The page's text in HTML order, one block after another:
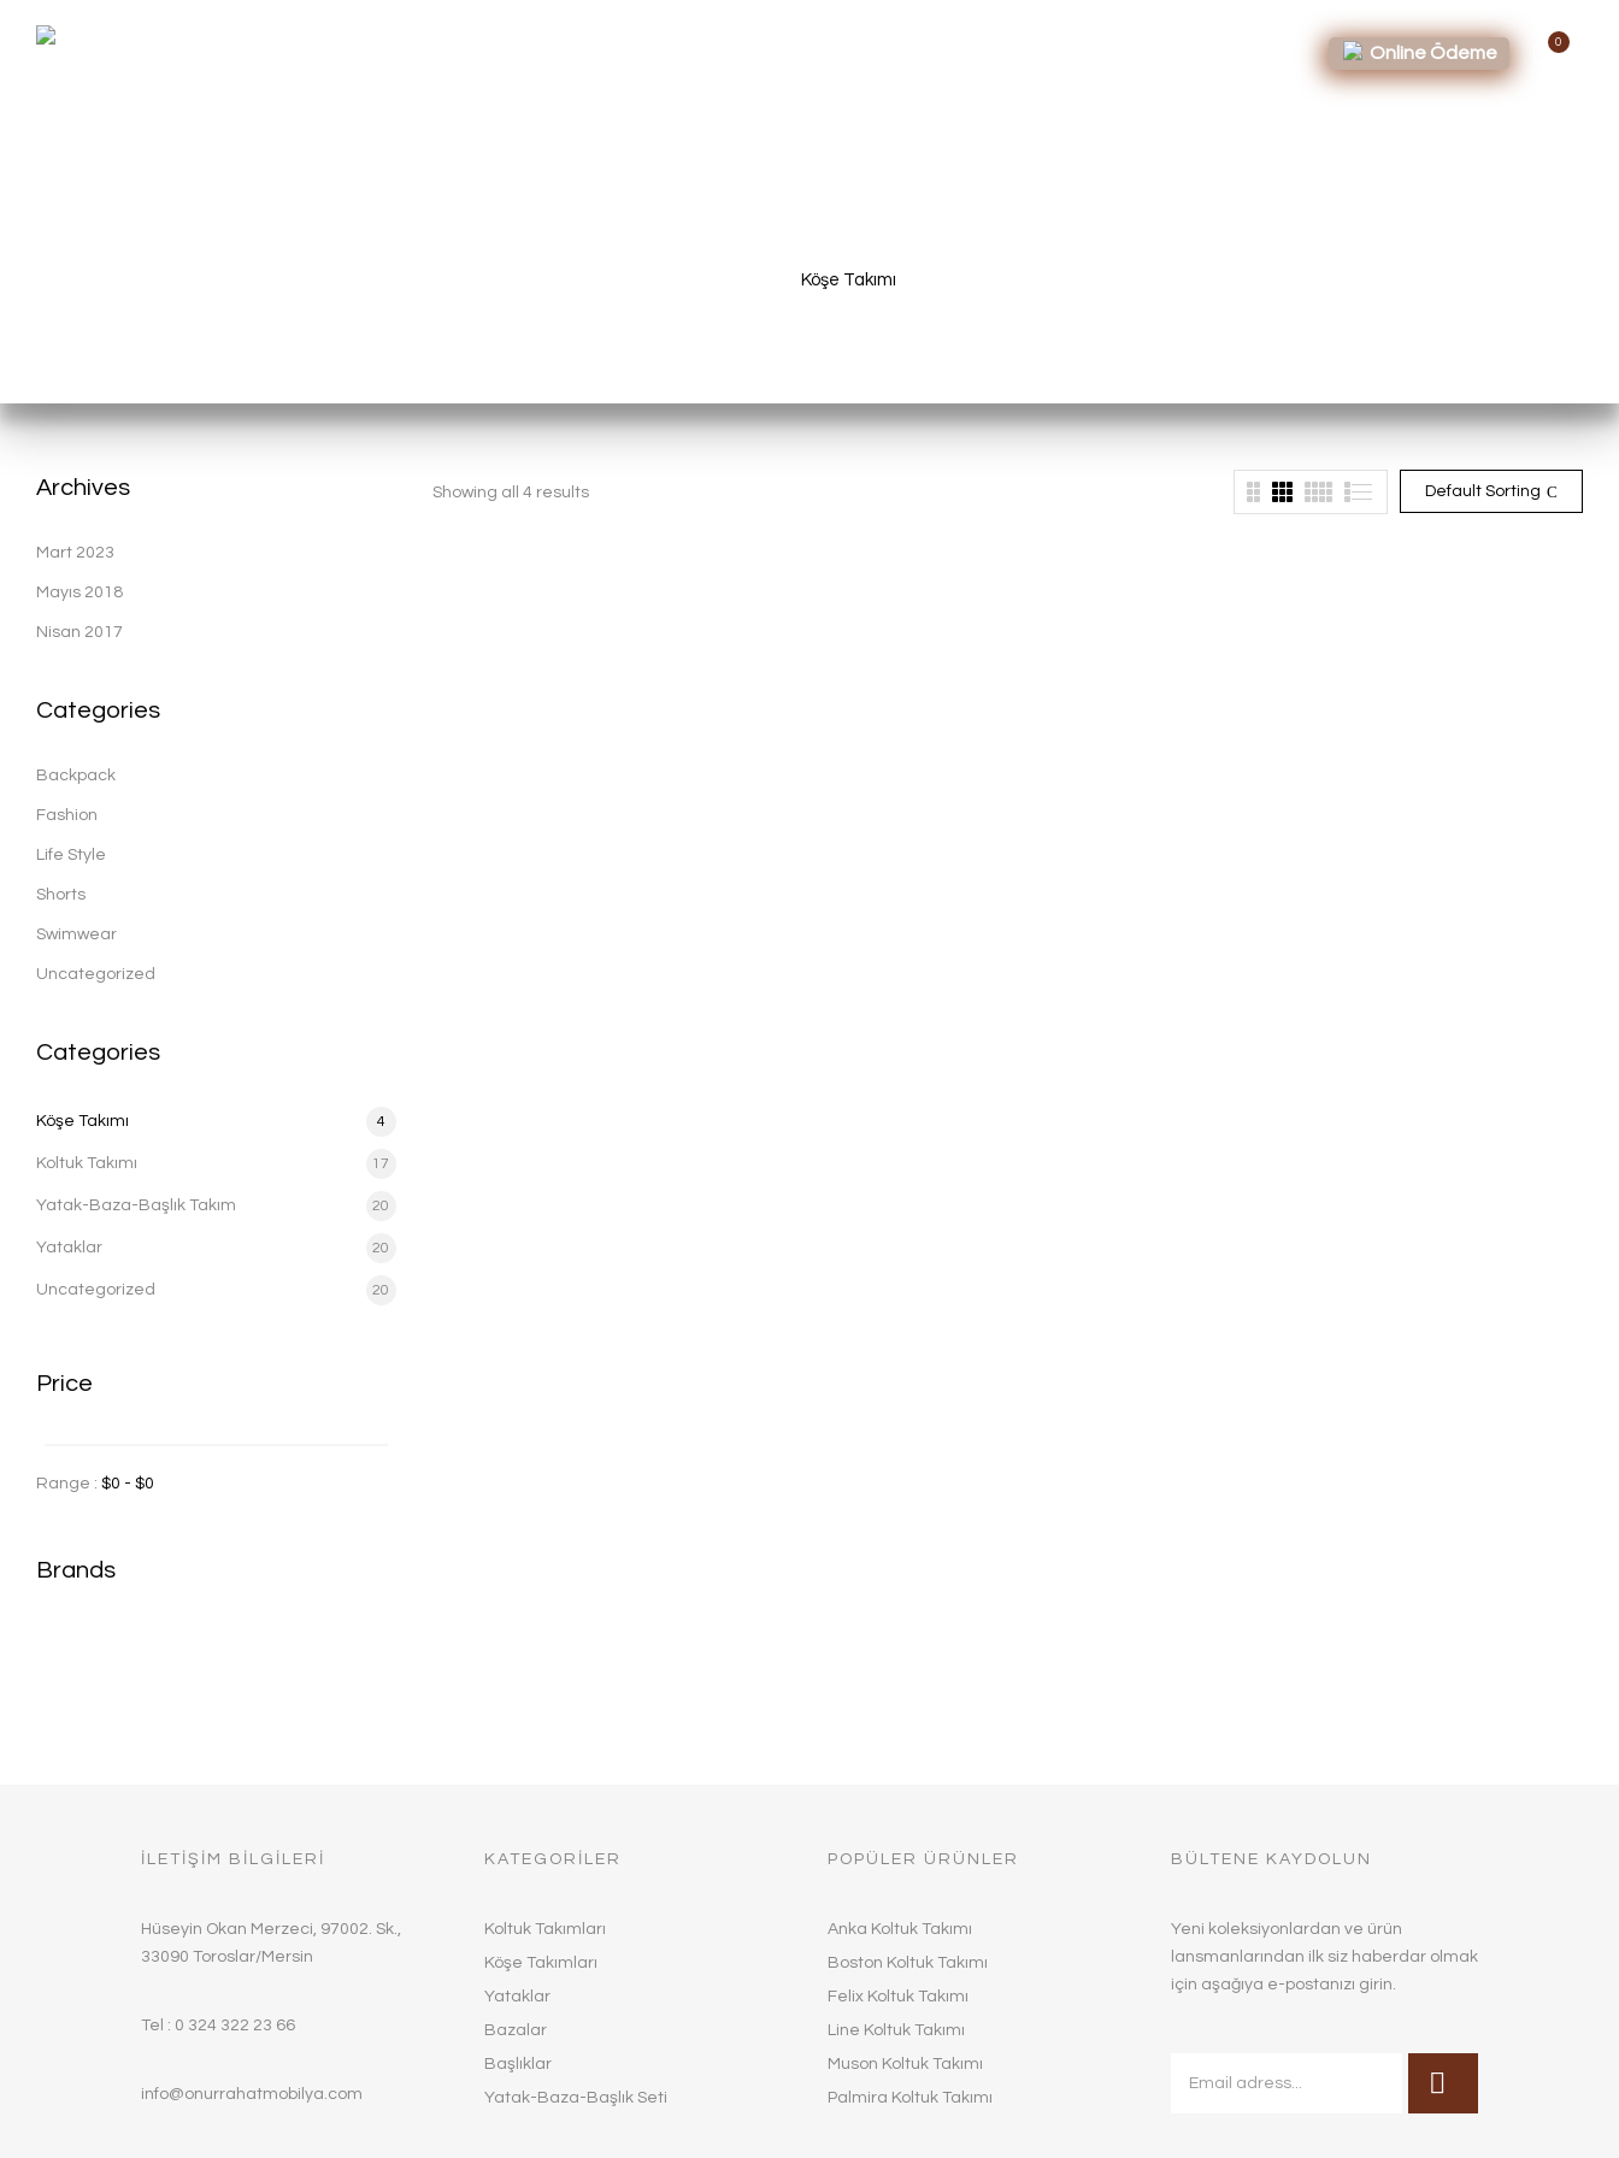
Online Ödeme
0
Köşe Takımı
Archives
Mart 2023
Mayıs 2018
Nisan 2017
Categories
Backpack
Fashion
Life Style
Shorts
Swimwear
Uncategorized
Categories
Köşe Takımı 4
Koltuk Takımı 17
Yatak-Baza-Başlık Takım 20
Yataklar 20
Uncategorized 20
Price
Range : $0 - $0
Brands
Default Sorting
Showing all 4 results
İLETİŞİM BİLGİLERİ
Hüseyin Okan Merzeci, 97002. Sk.,
33090 Toroslar/Mersin
Tel : 0 324 322 23 66
info@onurrahatmobilya.com
KATEGORİLER
Koltuk Takımları
Köşe Takımları
Yataklar
Bazalar
Başlıklar
Yatak-Baza-Başlık Seti
POPÜLER ÜRÜNLER
Anka Koltuk Takımı
Boston Koltuk Takımı
Felix Koltuk Takımı
Line Koltuk Takımı
Muson Koltuk Takımı
Palmira Koltuk Takımı
BÜLTENE KAYDOLUN
Yeni koleksiyonlardan ve ürün
lansmanlarından ilk siz haberdar olmak
için aşağıya e-postanızı girin.